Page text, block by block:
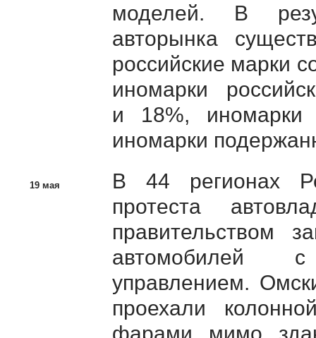
моделей. В
авторынка
российские марки
иномарки
и 18%,
иномарки
19 мая
В 44 регионах
протеста
правительством
автомобилей
управлением.
проехали
фарами мимо